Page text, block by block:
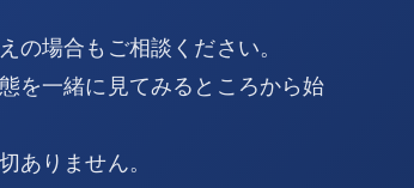
場合もご相談ください。
を一緒に見てみるところから始
ありません。